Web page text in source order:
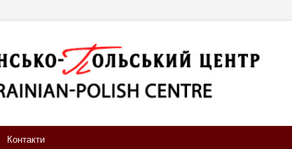
Контакти